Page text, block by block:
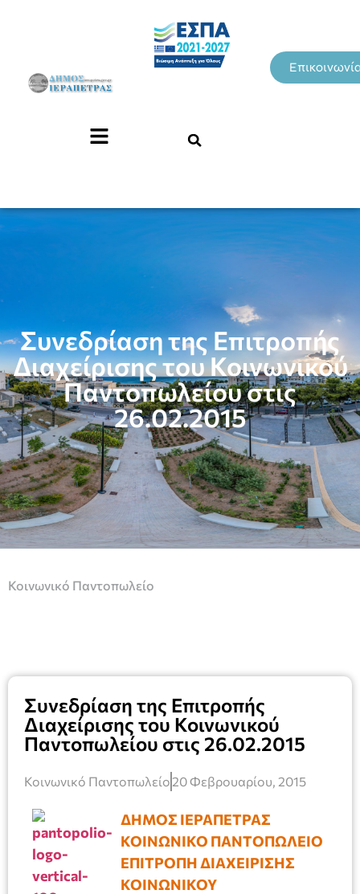
Συνεδρίαση της Επιτροπής
Διαχείρισης του Κοινωνικού
Παντοπωλείου στις
26.02.2015
Κοινωνικό Παντοπωλείο
Συνεδρίαση της Επιτροπής
Διαχείρισης του Κοινωνικού
Παντοπωλείου στις 26.02.2015
Κοινωνικό Παντοπωλείο 20 Φεβρουαρίου, 2015
ΔΗΜΟΣ ΙΕΡΑΠΕΤΡΑΣ
ΚΟΙΝΩΝΙΚΟ ΠΑΝΤΟΠΩΛΕΙΟ
ΕΠΙΤΡΟΠΗ ΔΙΑΧΕΙΡΙΣΗΣ
ΚΟΙΝΩΝΙΚΟΥ